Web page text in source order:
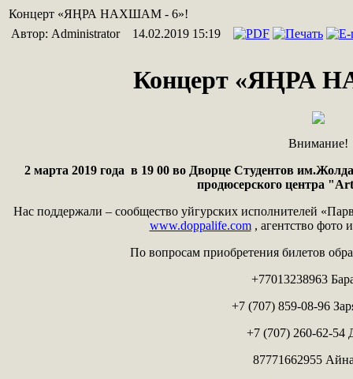
Концерт «ЯҢРА НАХШАМ - 6»!
Автор: Administrator
14.02.2019 15:19
Концерт «ЯҢРА
Внимание!
2 марта 2019 года в 19 00 во Дворце Студентов
продюсерского центра
Нас поддержали – сообщество уйгурских исполнителей
www.doppalife.com, агентство фото
По вопросам приобретения билетов
+77013238963
+7 (707) 859-08-96
+7 (707) 260-62-54
87771662955